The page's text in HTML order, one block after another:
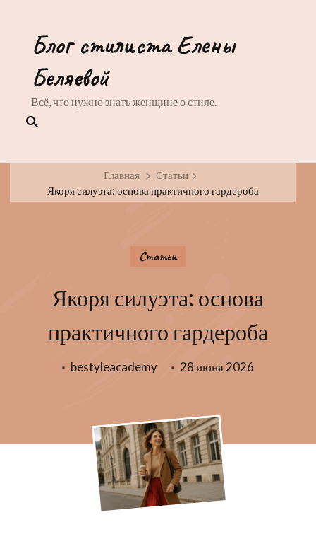
Блог стилиста Елены
Беляевой
Всё, что нужно знать женщине о стиле.
Главная
Статьи
Якоря силуэта: основа практичного гардероба
Статьи
Якоря силуэта: основа
практичного гардероба
bestyleacademy 28 июня 2026